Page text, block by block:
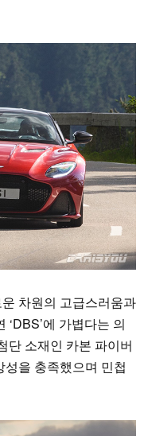
차원의 고급스러움과
에 가볍다는 의
단 소재인 카본 파이버
을 충족했으며 민첩